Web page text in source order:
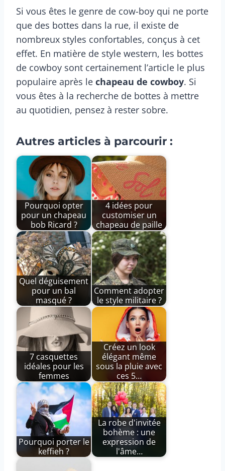
Si vous êtes le genre de cow-boy qui ne porte
que des bottes dans la rue, il existe de
nombreux styles confortables, conçus à cet
effet. En matière de style western, les bottes
de cowboy sont certainement l’article le plus
populaire après le chapeau de cowboy. Si
vous êtes à la recherche de bottes à mettre
au quotidien, pensez à rester sobre.
Autres articles à parcourir :
Pourquoi opter
pour un chapeau
bob Ricard ?
4 idées pour
customiser un
chapeau de paille
Quel déguisement
pour un bal
masqué ?
Comment adopter
le style militaire ?
7 casquettes
idéales pour les
femmes
Créez un look
élégant même
sous la pluie avec
ces 5…
Pourquoi porter le
keffieh ?
La robe d'invitée
bohème : une
expression de
l'âme…